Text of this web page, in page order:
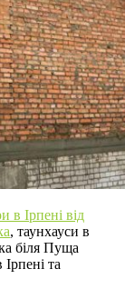
в Ірпені від
, таунхауси в
біля Пуща
та